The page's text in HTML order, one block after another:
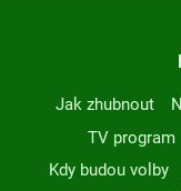
Jak zhubnout
TV program
Kdy budou volby